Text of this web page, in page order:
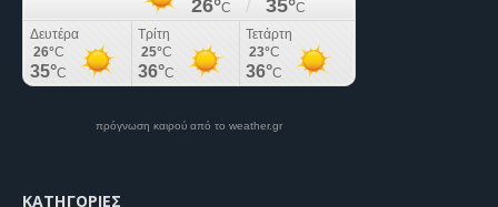
πρόγνωση καιρού από το weather.gr
KΑΤΗΓΟΡΊΕΣ